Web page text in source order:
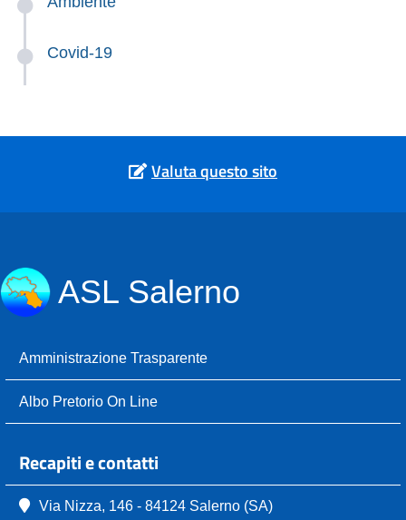
Covid-19
Valuta questo sito
ASL Salerno
Amministrazione Trasparente
Albo Pretorio On Line
Recapiti e contatti
Via Nizza, 146 - 84124 Salerno (SA)